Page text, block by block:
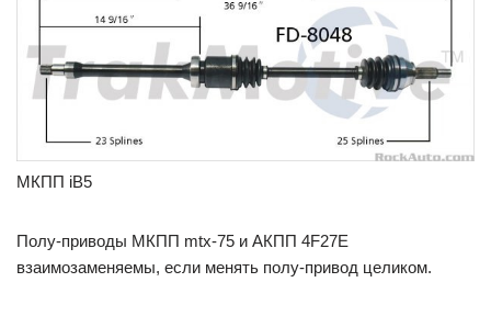
МКПП iB5
Полу-приводы МКПП mtx-75 и АКПП 4F27E
взаимозаменяемы, если менять полу-привод целиком.